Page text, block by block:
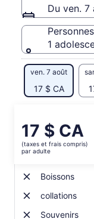
Du ven. 7
Personnes
1
ven. 7 août
17 $ CA
Le
prix
est
par
17 $ CA
(taxes et frais compris)
par adulte
Boissons
collations
Souvenirs